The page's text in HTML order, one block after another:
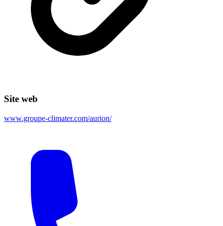
Site web
www.groupe-climater.com/aurion/